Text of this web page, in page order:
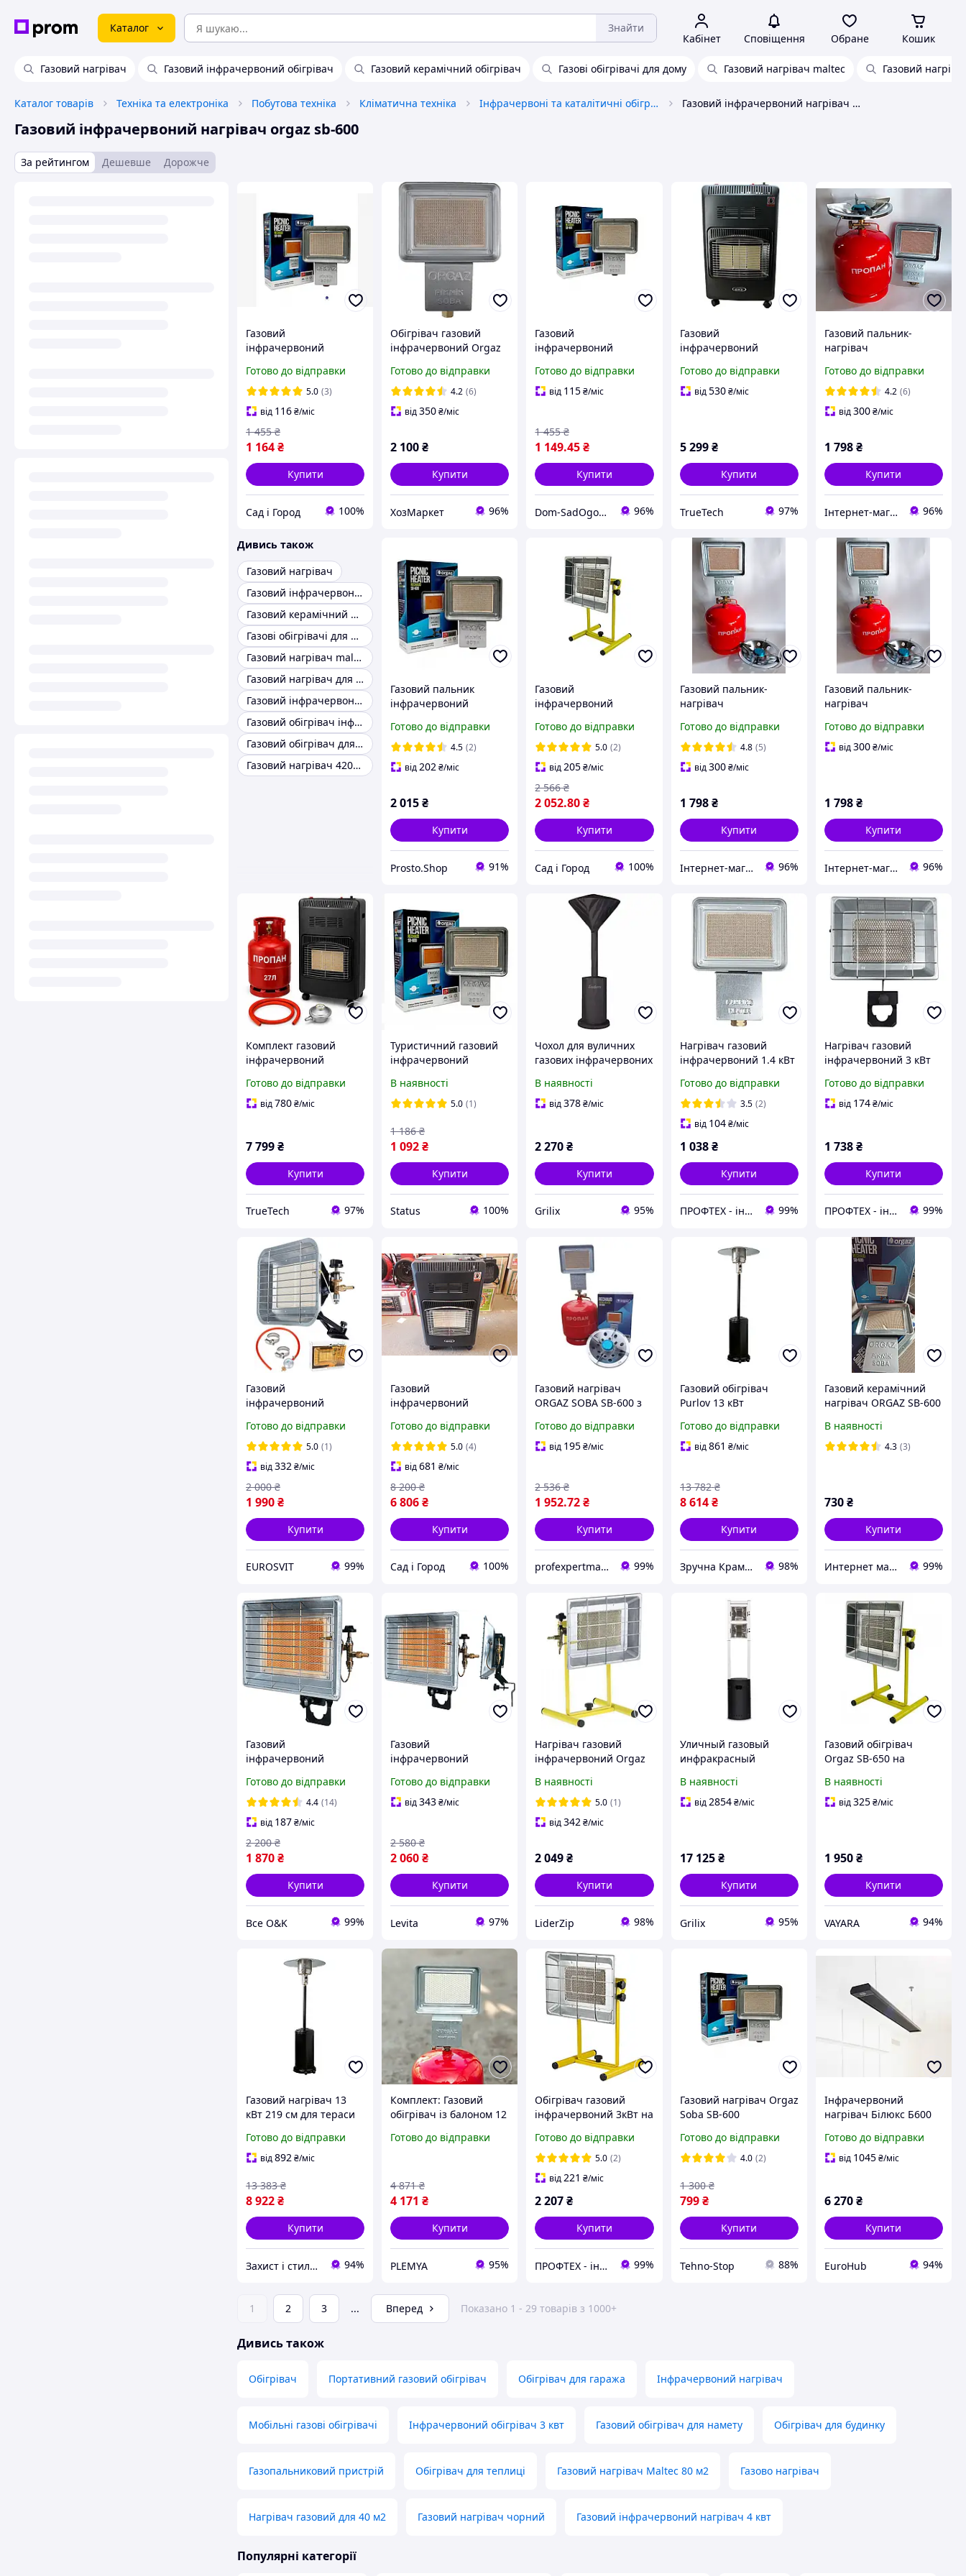
Каталог Знайти
Кабінет Сповіщення Обране Кошик
Газовий нагрівач Газовий інфрачервоний обігрівач Газовий керамічний обігрівач Газові обігрівачі для дому Газовий нагрівач maltec Газовий
Каталог товарів Техніка та електроніка Побутова техніка Кліматична техніка Інфрачервоні та каталітичні обігрівачі Газовий інфрачервоний нагрівач orgaz sb-600
Газовий інфрачервоний нагрівач orgaz sb-600
За рейтингом Дешевше Дорожче
Газовий
інфрачервоний
SB-600
Готово до відправки
5.0 (3)
від 116₴/міс
1 164₴
1 455 ₴
Купити
Сад і Город 100%
Обігрівач газовий
інфрачервоний Orgaz
Готово до відправки
4.2 (6)
від350₴/міс
2 100₴
Купити
ХозМаркет 96%
Газовий
інфрачервоний
SB-600
Готово до відправки
від 115₴/міс
1 149.45₴
1 455 ₴
Купити
Dom-SadOgorod 96%
Газовий
інфрачервоний
10 4500 Вт, 3 режими
роботи, керамічна
Готово до відправки
від530 ₴/міс
5 299 ₴
Купити
TrueTech 97%
Газовий пальник-
нагрівач
випромінювання Orgaz
SB-600 з редуктором і
газовий балон SM 8 л
Готово до відправки
4.2 (6)
від300₴/міс
1 798₴
Купити
Інтернет-магазин електро-побутових товарів "Восторг" 96%
Дивись також
Газовий нагрівач
Газовий інфрачервоний обігрівач
Газовий керамічний обігрівач
Газові обігрівачі для дому
Газовий нагрівач maltec
Газовий нагрівач для дому від балона
Газовий інфрачервоний нагрівач від балона
Газовий обігрівач інфрачервоного випромінювання
Газовий обігрівач для вулиці
Газовий нагрівач 4200 вт
Газовий пальник
інфрачервоний
Готово до відправки
4.5 (2)
від202₴/міс
2 015₴
Купити
Prosto.Shop 91%
Газовий
інфрачервоний
SB-650
Готово до відправки
5.0 (2)
від205₴/міс
2 052.80₴
2 566 ₴
Купити
Сад і Город 100%
Газовий пальник-
нагрівач
випромінювання Orgaz
SB-600 з газовим
балоном IT 8 л
Готово до відправки
4.8 (5)
від300 ₴/міс
1 798 ₴
Купити
Інтернет-магазин електро-побутових товарів "Восторг" 96%
Газовий пальник-
нагрівач
випромінювання Orgaz
SB-600 з газовим
Готово до відправки
від300₴/міс
1 798₴
Купити
Інтернет-магазин електро-побутових товарів "Восторг" 96%
Комплект газовий
інфрачервоний
Gaz KH-10 + балон 27
літрів + редуктор +
Готово до відправки
від780₴/міс
7 799₴
Купити
TrueTech 97%
Туристичний газовий
інфрачервоний
(Оргаз) для балонів 5 8
12 27 літрів
В наявності
5.0 (1)
1 092₴
1 186 ₴
Купити
Status 100%
Чохол для вуличних
газових інфрачервоних
Fancy
В наявності
від378₴/міс
2 270₴
Купити
Grilix 95%
Нагрівач газовий
інфрачервоний 1.4 кВт
(2903731)
Готово до відправки
3.5 (2)
від 104 ₴/міс
1 038 ₴
Купити
ПРОФТЕХ - інтернет-магазин силової техніки. 99%
Нагрівач газовий
інфрачервоний 3 кВт
(2903671)
Готово до відправки
від 174₴/міс
1 738₴
Купити
ПРОФТЕХ - інтернет-магазин силової техніки. 99%
Газовий
інфрачервоний
Maltec "Сонятко" 3.4
кВт
Готово до відправки
5.0 (1)
від332₴/міс
1 990₴
2 000 ₴
Купити
EUROSVIT 99%
Газовий
інфрачервоний
Turbo KH10 з
вентилятором 2021
Готово до відправки
5.0 (4)
від681 ₴/міс
6 806₴
8 200 ₴
Купити
Сад і Город 100%
Газовий нагрівач
ORGAZ SOBA SB-600 з
Готово до відправки
від 195₴/міс
1 952.72₴
2 536 ₴
Купити
profexpertmarket.com.ua 99%
Газовий обігрівач
Purlov 13 кВт
метал для тераси та
патіо 219 см
Готово до відправки
від861 ₴/міс
8 614 ₴
13 782 ₴
Купити
Зручна Крамниця 98%
Газовий керамічний
нагрівач ORGAZ SB-600
В наявності
4.3 (3)
730₴
Купити
Интернет магазин Holla 99%
Газовий
інфрачервоний
RAVANSON BRI-85N +
газовий редуктор
Bradas 37 мбар
Готово до відправки
4.4 (14)
від 187₴/міс
1 870₴
2 200 ₴
Купити
Все O&K 99%
Газовий
інфрачервоний
на 3400 вт,
інфрачервоний
мбар
Готово до відправки
від343₴/міс
2 060₴
2 580 ₴
Купити
Levita 97%
Нагрівач газовий
інфрачервоний Orgaz
В наявності
5.0 (1)
від342₴/міс
2 049₴
Купити
LiderZip 98%
Уличный газовый
инфракрасный
ECOLINE 4,4 кВт
В наявності
від2854 ₴/міс
17 125 ₴
Купити
Grilix 95%
Газовий обігрівач
Orgaz SB-650 на
(Туреччина)
В наявності
від325₴/міс
1 950₴
Купити
VAYARA 94%
Газовий нагрівач 13
кВт 219 см для тераси
Umbrella чорний і
срібний
Готово до відправки
від892₴/міс
8 922₴
13 383 ₴
Купити
Захист і стиль — в одному магазині 94%
Комплект: Газовий
обігрівач із балоном 12
інфрачервоний ORGAZ
Готово до відправки
4 171 ₴
4 871 ₴
Купити
PLEMYA 95%
Обігрівач газовий
інфрачервоний 3кВт на
(2903621)
Готово до відправки
5.0 (2)
від221 ₴/міс
2 207₴
Купити
ПРОФТЕХ - інтернет-магазин силової техніки. 99%
Газовий нагрівач Orgaz
Soba SB-600
Готово до відправки
4.0 (2)
799 ₴
1 300 ₴
Купити
Tehno-Stop 88%
Інфрачервоний
нагрівач Білюкс Б600
2026
Готово до відправки
від 1045₴/міс
6 270₴
Купити
EuroHub 94%
1 2 3 ... Вперед Показано 1 - 29 товарів з 1000+
Дивись також
Обігрівач Портативний газовий обігрівач Обігрівач для гаража Інфрачервоний нагрівач
Мобільні газові обігрівачі Інфрачервоний обігрівач 3 квт Газовий обігрівач для намету Обігрівач для будинку
Газопальниковий пристрій Обігрівач для теплиці Газовий нагрівач Maltec 80 м2 Газово нагрівач
Нагрівач газовий для 40 м2 Газовий нагрівач чорний Газовий інфрачервоний нагрівач 4 квт
Популярні категорії